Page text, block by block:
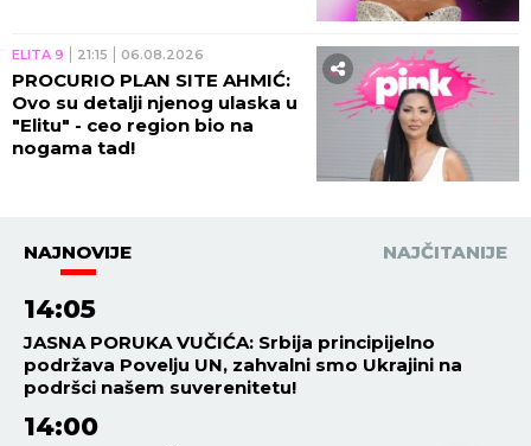
ELITA 9 21:15 06.08.2026
PROCURIO PLAN SITE AHMIĆ:
Ovo su detalji njenog ulaska u
"Elitu" - ceo region bio na
nogama tad!
NAJNOVIJE NAJČITANIJE
14:05
JASNA PORUKA VUČIĆA: Srbija principijelno
podržava Povelju UN, zahvalni smo Ukrajini na
podršci našem suverenitetu!
14:00